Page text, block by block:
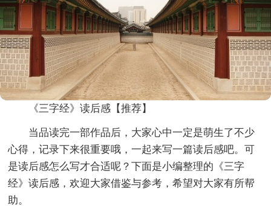
《三字经》读后感【推荐】
当品读完一部作品后，大家心中一定是萌生了不少
心得，记录下来很重要哦，一起来写一篇读后感吧。可
是读后感怎么写才合适呢？下面是小编整理的《三字
经》读后感，欢迎大家借鉴与参考，希望对大家有所帮
助。